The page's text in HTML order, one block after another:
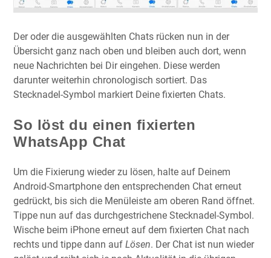
Der oder die ausgewählten Chats rücken nun in der
Übersicht ganz nach oben und bleiben auch dort, wenn
neue Nachrichten bei Dir eingehen. Diese werden
darunter weiterhin chronologisch sortiert. Das
Stecknadel-Symbol markiert Deine fixierten Chats.
So löst du einen fixierten
WhatsApp Chat
Um die Fixierung wieder zu lösen, halte auf Deinem
Android-Smartphone den entsprechenden Chat erneut
gedrückt, bis sich die Menüleiste am oberen Rand öffnet.
Tippe nun auf das durchgestrichene Stecknadel-Symbol.
Wische beim iPhone erneut auf dem fixierten Chat nach
rechts und tippe dann auf Lösen. Der Chat ist nun wieder